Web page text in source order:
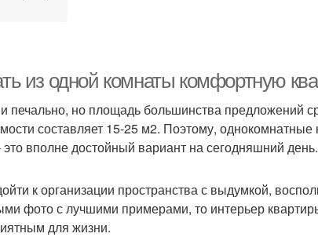
из одной комнаты комфортную
печально, но площадь большинства предложений
составляет 15-25 м2. Поэтому,
это вполне достойный вариант на сегодняшний день.
к организации пространства с выдумкой,
фото с лучшими примерами, то интерьер
для жизни.